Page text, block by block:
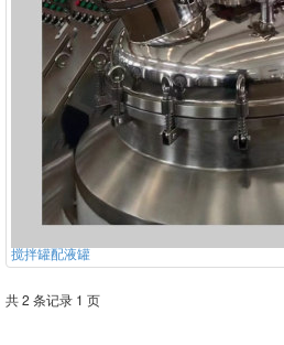
搅拌罐配液罐
共 2 条记录 1 页